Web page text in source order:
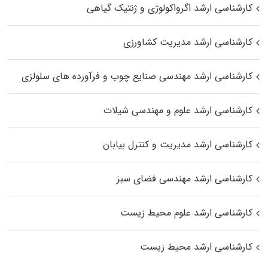
کارشناسی ارشد اگرواکولوژی و ژنتیک گیاهی
کارشناسی ارشد مدیریت کشاورزی
کارشناسی ارشد مهندسی صنایع چوب و فرآورده‌ های سلولزی
کارشناسی ارشد علوم و مهندسی شیلات
کارشناسی ارشد مدیریت و کنترل بیابان
کارشناسی ارشد مهندسی فضای سبز
کارشناسی ارشد علوم محیط‌ زیست
کارشناسی ارشد محیط زیست